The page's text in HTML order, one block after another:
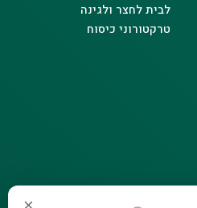
לבית לחצר ולגינה
טרקטורוני כיסוח